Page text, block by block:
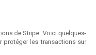
de Stripe. Voici quelques-
protéger les transactions sur